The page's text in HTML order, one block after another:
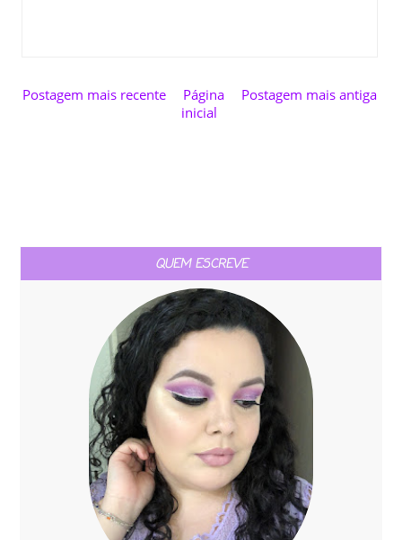
Postagem mais recente Postagem mais antiga
Página
inicial
QUEM ESCREVE